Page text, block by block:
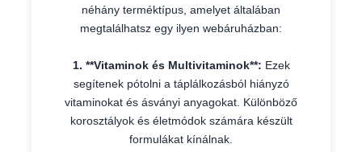
néhány terméktípus, amelyet általában
megtalálhatsz egy ilyen webáruházban:
1. **Vitaminok és Multivitaminok**: Ezek
segítenek pótolni a táplálkozásból hiányzó
vitaminokat és ásványi anyagokat. Különböző
korosztályok és életmódok számára készült
formulákat kínálnak.